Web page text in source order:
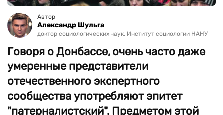
Автор
Александр Шульга
доктор социологических наук, Институт социологии НАНУ
Говоря о Донбассе, очень часто даже
умеренные представители
отечественного экспертного
сообщества употребляют эпитет
"патерналистский". Предметом этой